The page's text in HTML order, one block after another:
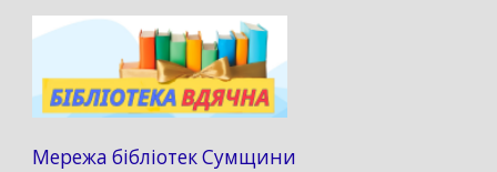
Мережа бібліотек Сумщини